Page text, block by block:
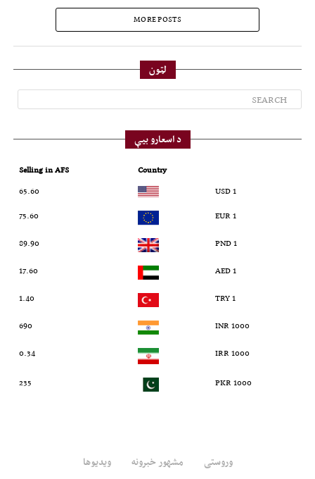
MORE POSTS
لټون
د اسعارو بیې
Country
Selling in AFS
1 USD
65.60
1 EUR
75.60
1 PND
89.90
1 AED
17.60
1 TRY
1.40
1000 INR
690
1000 IRR
0.34
1000 PKR
235
وروستی مشهور خبرونه ویدیوها